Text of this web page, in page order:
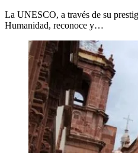
La UNESCO, a través de su
Humanidad, reconoce y…